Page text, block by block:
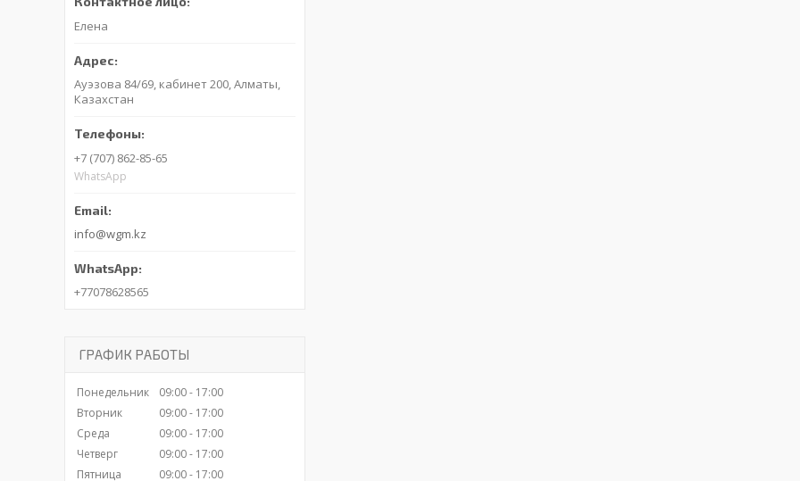
Елена
Ауэзова 84/69, кабинет 200, Алматы,
Казахстан
+7 (707) 862-85-65
WhatsApp
info@wgm.kz
+77078628565
ГРАФИК РАБОТЫ
Понедельник 09:00
17:00
Вторник
09:00
17:00
Среда
09:00
17:00
Четверг
09:00
17:00
Пятница
09:00 17:00